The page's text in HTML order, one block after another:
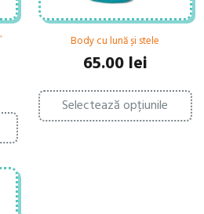
Acest
produs
are
multe
variații.
Opțiunile
pot
Body cu lună și stele
65.00 lei
Selectează opțiunile